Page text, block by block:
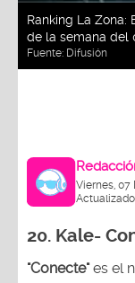
Ranking La Zona:
de la semana del
Fuente: Difusión
Viernes, 07
Actualizado
20. Kale-
"Conecte"es el